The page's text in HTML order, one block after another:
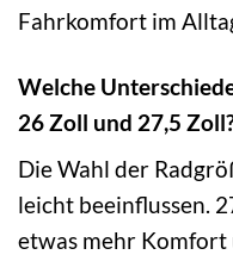
Fahrkomfort im
Welche
26 Zoll und 27,5
Die Wahl der
leicht beeinflussen.
etwas mehr Komfort